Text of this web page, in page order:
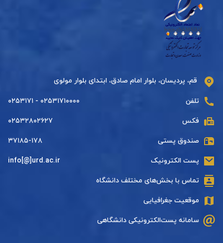
قم، پردیسان، بلوار امام صادق، ابتدای بلوار مولوی
تلفن ۰۲۵۳۱۷۱۰۰۰۰ - ۰۲۵۳۱۷۱
فکس ۰۲۵۳۲۸۰۲۶۲۷
صندوق پستی ۳۷۱۸۵-۱۷۸
پست الکترونیک info[@]urd.ac.ir
تماس با بخش‌های مختلف دانشگاه
موقعیت جغرافیایی
سامانه پست‌الکترونیکی دانشگاهی